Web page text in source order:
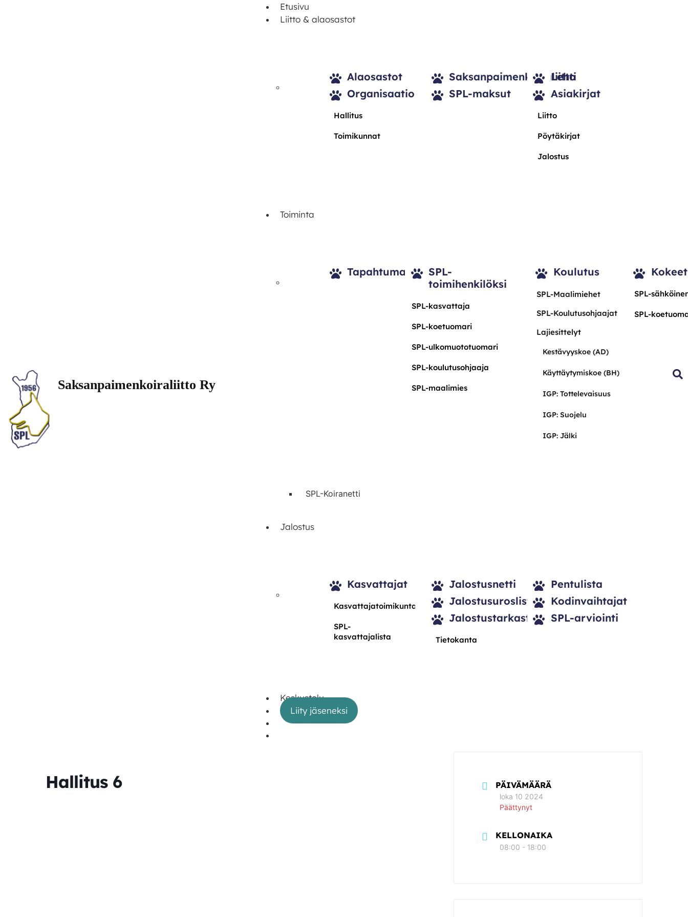
Etusivu
Liitto & alaosastot
Alaosastot
Organisaatio
Hallitus
Toimikunnat
Saksanpaimenkoiraliitto
SPL-maksut
Lehti
Asiakirjat
Liitto
Pöytäkirjat
Jalostus
Toiminta
Tapahtumat
SPL-
toimihenkilöksi
SPL-kasvattaja
SPL-koetuomari
SPL-ulkomuototuomari
SPL-koulutusohjaaja
SPL-maalimies
Koulutus
SPL-Maalimiehet
SPL-Koulutusohjaajat
Lajiesittelyt
Kestävyyskoe (AD)
Käyttäytymiskoe (BH)
IGP: Tottelevaisuus
IGP: Suojelu
IGP: Jälki
Kokeet
SPL-
SPL-
SPL-Koiranetti
Jalostus
Kasvattajat
Kasvattajatoimikunta
SPL-
kasvattajalista
Jalostusnetti
Jalostusuroslista
Jalostustarkastus
Tietokanta
Pentulista
Kodinvaihtajat
SPL-arviointi
Keskustelu
Liity jäseneksi
Hallitus 6 PÄIVÄMÄÄRÄ
loka 10 2024
Päättynyt
KELLONAIKA
08:00 - 18:00